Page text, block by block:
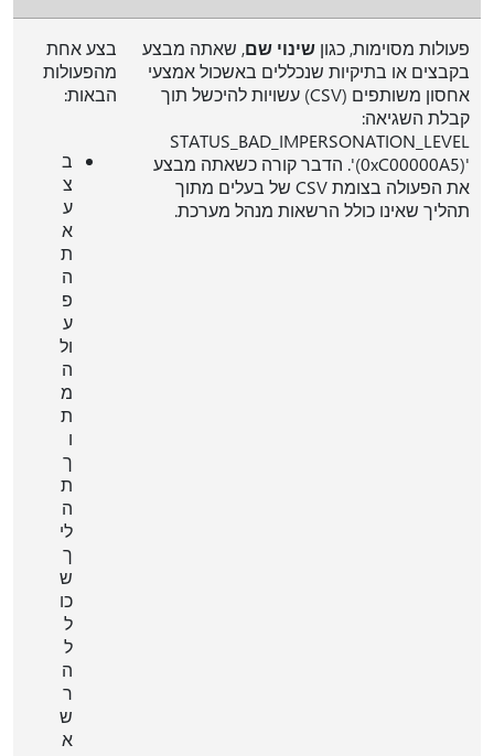
פעולות מסוימות, כגון שינוי שם, שאתה מבצע
בקבצים או בתיקיות שנכללים באשכול אמצעי
אחסון משותפים (CSV) עשויות להיכשל תוך
קבלת השגיאה:
STATUS_BAD_IMPERSONATION_LEVEL
(0xC00000A5)'‎'. הדבר קורה כשאתה מבצע
את הפעולה בצומת CSV של בעלים מתוך
תהליך שאינו כולל הרשאות מנהל מערכת.
בצע אחת
מהפעולות
הבאות:
ב
צ
ע
א
ת
ה
פ
ע
ול
ה
מ
ת
ו
ך
ת
ה
לי
ך
ש
כו
ל
ל
ה
ר
ש
א